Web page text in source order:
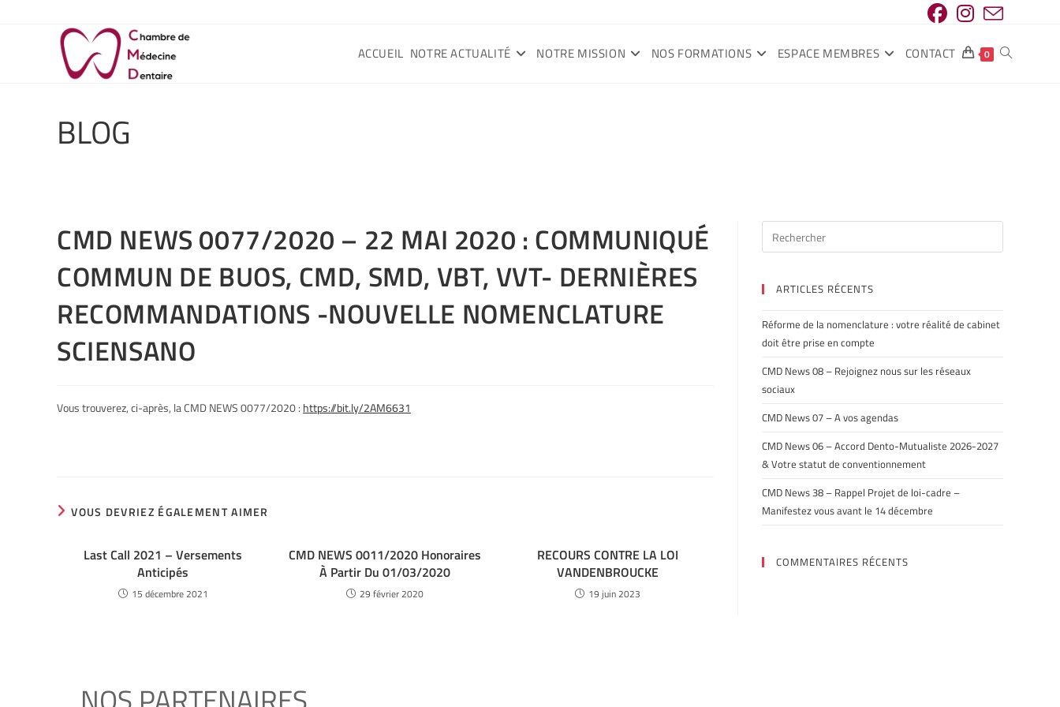
ACCUEIL NOTRE ACTUALITÉ NOTRE MISSION NOS FORMATIONS ESPACE MEMBRES CONTACT 0
BLOG
CMD NEWS 0077/2020 – 22 MAI 2020 : COMMUNIQUÉ
COMMUN DE BUOS, CMD, SMD, VBT, VVT- DERNIÈRES
RECOMMANDATIONS -NOUVELLE NOMENCLATURE
SCIENSANO
Vous trouverez, ci-après, la CMD NEWS 0077/2020 : https://bit.ly/2AM6631
VOUS DEVRIEZ ÉGALEMENT AIMER
Last Call 2021 – Versements
Anticipés
15 décembre 2021
CMD NEWS 0011/2020 Honoraires
À Partir Du 01/03/2020
29 février 2020
RECOURS CONTRE LA LOI
VANDENBROUCKE
19 juin 2023
ARTICLES RÉCENTS
Réforme de la nomenclature : votre réalité de cabinet
doit être prise en compte
CMD News 08 – Rejoignez nous sur les réseaux
sociaux
CMD News 07 – A vos agendas
CMD News 06 – Accord Dento-Mutualiste 2026-2027
& Votre statut de conventionnement
CMD News 38 – Rappel Projet de loi-cadre –
Manifestez vous avant le 14 décembre
COMMENTAIRES RÉCENTS